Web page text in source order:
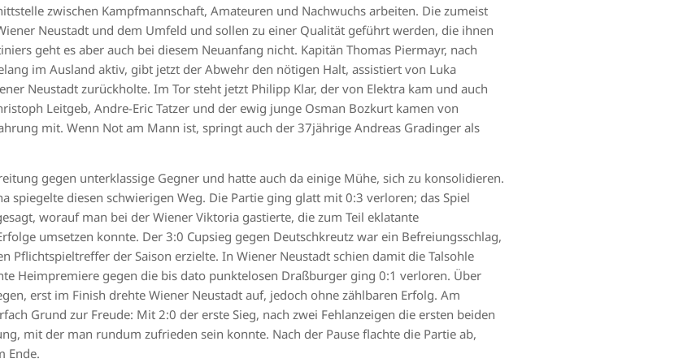
zwischen Kampfmannschaft, Amateuren und Nachwuchs arbeiten. Die zumeist
Neustadt und dem Umfeld und sollen zu einer Qualität geführt werden, die ihnen
geht es aber auch bei diesem Neuanfang nicht. Kapitän Thomas Piermayr, nach
im Ausland aktiv, gibt jetzt der Abwehr den nötigen Halt, assistiert von Luka
Neustadt zurückholte. Im Tor steht jetzt Philipp Klar, der von Elektra kam und auch
Leitgeb, Andre-Eric Tatzer und der ewig junge Osman Bozkurt kamen von
mit. Wenn Not am Mann ist, springt auch der 37jährige Andreas Gradinger als
gegen unterklassige Gegner und hatte auch da einige Mühe, sich zu konsolidieren.
spiegelte diesen schwierigen Weg. Die Partie ging glatt mit 0:3 verloren; das Spiel
worauf man bei der Wiener Viktoria gastierte, die zum Teil eklatante
umsetzen konnte. Der 3:0 Cupsieg gegen Deutschkreutz war ein Befreiungsschlag,
Pflichtspieltreffer der Saison erzielte. In Wiener Neustadt schien damit die Talsohle
Heimpremiere gegen die bis dato punktelosen Draßburger ging 0:1 verloren. Über
erst im Finish drehte Wiener Neustadt auf, jedoch ohne zählbaren Erfolg. Am
Grund zur Freude: Mit 2:0 der erste Sieg, nach zwei Fehlanzeigen die ersten beiden
mit der man rundum zufrieden sein konnte. Nach der Pause flachte die Partie ab,
Ende.